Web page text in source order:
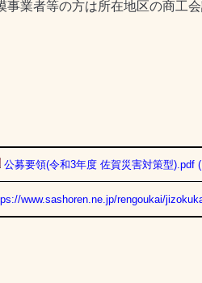
業者等の方は所在地区の商工会
公募要領(令和3年度 佐賀災害対策型).pdf
www.sashoren.ne.jp/rengoukai/